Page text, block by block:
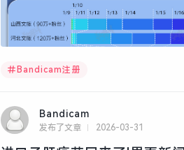
Bandicam注册
Bandicam
发布了文章 2026-03-31